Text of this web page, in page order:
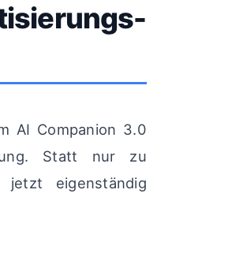
AI Companion 3.0
Statt nur zu
eigenständig